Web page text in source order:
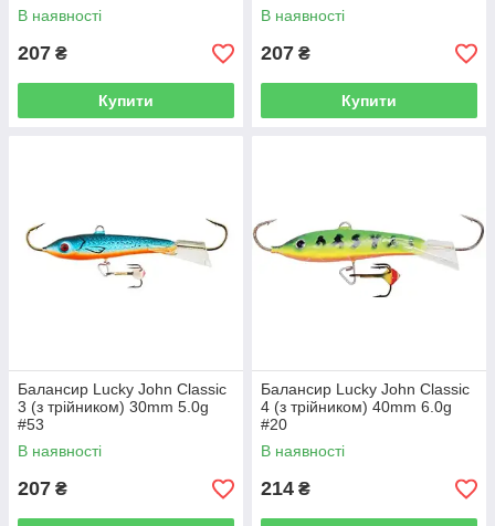
В наявності
207 ₴
Купити
В наявності
207 ₴
Купити
Балансир Lucky John Classic
3 (з трійником) 30mm 5.0g
#53
В наявності
207 ₴
Балансир Lucky John Classic
4 (з трійником) 40mm 6.0g
#20
В наявності
214 ₴